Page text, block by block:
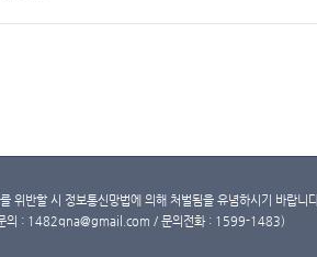
위반할 시 정보통신망법에 의해 처벌됨을 유념하시기 바랍니
의 : 1482qna@gmail.com / 문의전화 : 1599-1483)